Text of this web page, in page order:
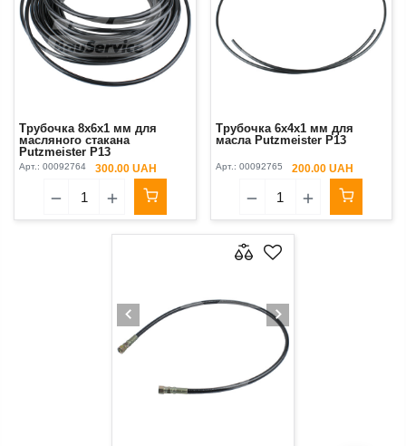
Трубочка 8x6x1 мм для
масляного стакана
Putzmeister P13
Арт.: 00092764 300.00 UAH
Трубочка 6x4x1 мм для
масла Putzmeister P13
Арт.: 00092765 200.00 UAH